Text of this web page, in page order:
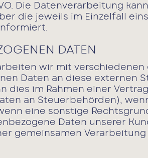
Die Datenverarbeitung
die jeweils im Einzelfall
DATEN
wir mit
Daten an diese externen
dies im Rahmen einer
an Steuerbehörden),
eine sonstige
Daten unserer
gemeinsamen